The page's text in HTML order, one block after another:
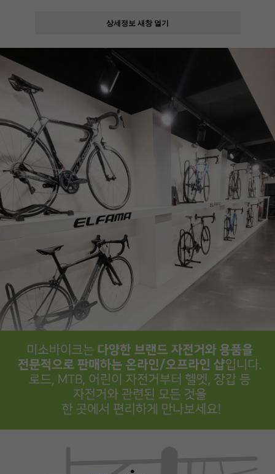
페이코 ID로
상세정보 새창 열기